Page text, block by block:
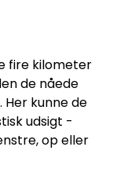
fire kilometer
de nåede
kunne de
udsigt -
op eller